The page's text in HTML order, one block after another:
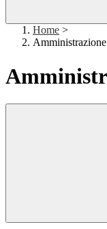
Home >